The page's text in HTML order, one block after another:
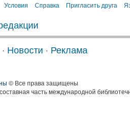
Условия Справка Пригласить друга
· Новости · Реклама
© Все права защищены
часть международной